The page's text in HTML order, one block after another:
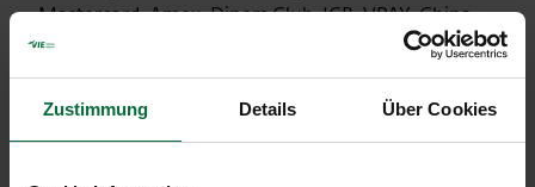
Zustimmung Details Über Cookies
Mastercard, Amex, Diners Club, JCB, VPAY, China
UnionPay, Alipay, WeChat Pay, Apple Pay
Standorte: